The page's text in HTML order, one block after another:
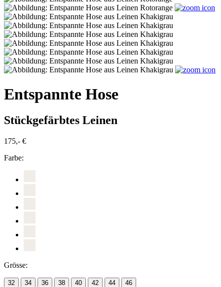
Entspannte Hose
Stückgefärbtes Leinen
175,- €
Farbe:
Grösse:
32 34 36 38 40 42 44 46